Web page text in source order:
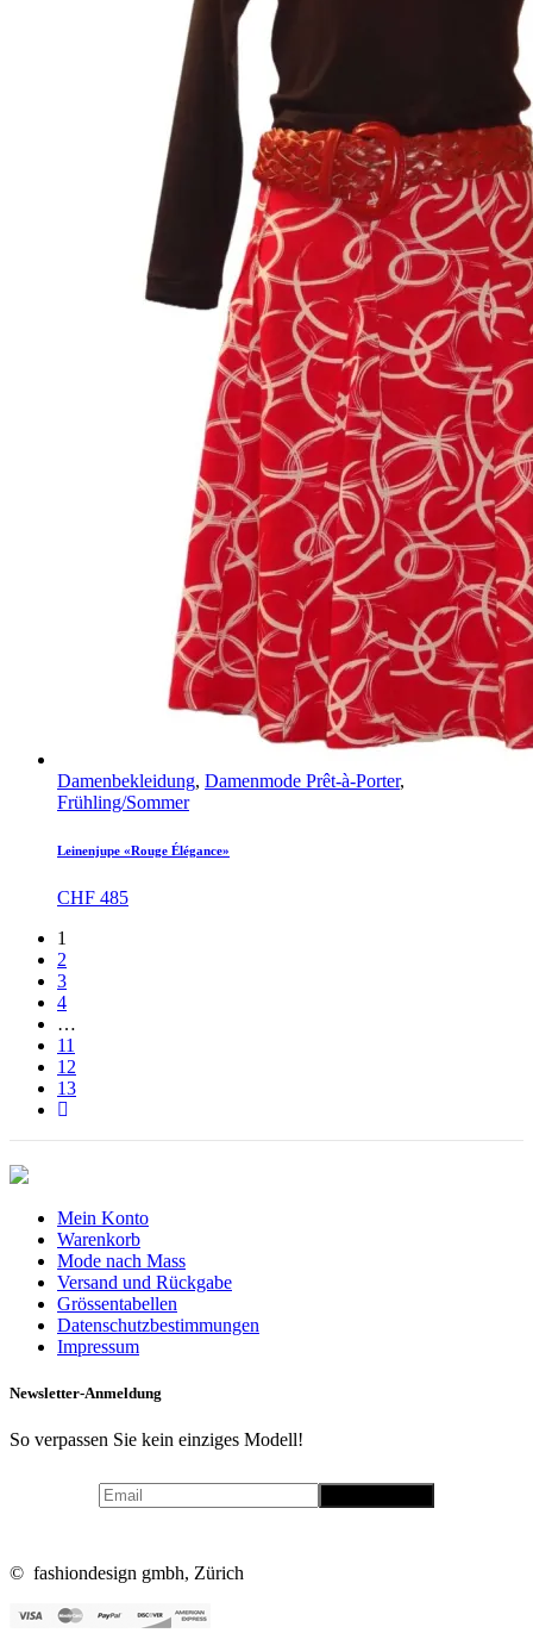
Damenbekleidung, Damenmode Prêt-à-Porter,
Frühling/Sommer
Leinenjupe «Rouge Élégance»
CHF 485
1
2
3
4
…
11
12
13
Mein Konto
Warenkorb
Mode nach Mass
Versand und Rückgabe
Grössentabellen
Datenschutzbestimmungen
Impressum
Newsletter-Anmeldung
So verpassen Sie kein einziges Modell!
© fashiondesign gmbh, Zürich